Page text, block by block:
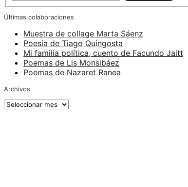
Últimas colaboraciones
Muestra de collage Marta Sáenz
Poesía de Tiago Quingosta
Mi familia política, cuento de Facundo Jaitt
Poemas de Lis Monsibáez
Poemas de Nazaret Ranea
Archivos
Archivos